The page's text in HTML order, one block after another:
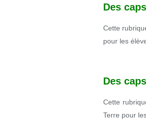
Des
Cette
pour les
Des
Cette
Terre pour